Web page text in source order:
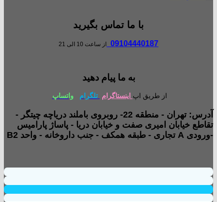
با ما تماس بگیرید
09104440187 از ساعت 10 الی 21
به ما پیام دهید
از طریق اپ اینستاگرام تلگرام واتساپ
آدرس: تهران - منطقه 22- روبروی باملند دریاچه چیتگر -
تقاطع خیابان امیری صفت و خیابان دریا - پاساژ پارامیس
-ورودی A تجاری - طبقه همکف - جنب داروخانه - واحد B2